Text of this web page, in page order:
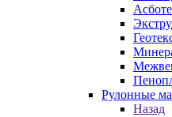
Рулонные
Назад